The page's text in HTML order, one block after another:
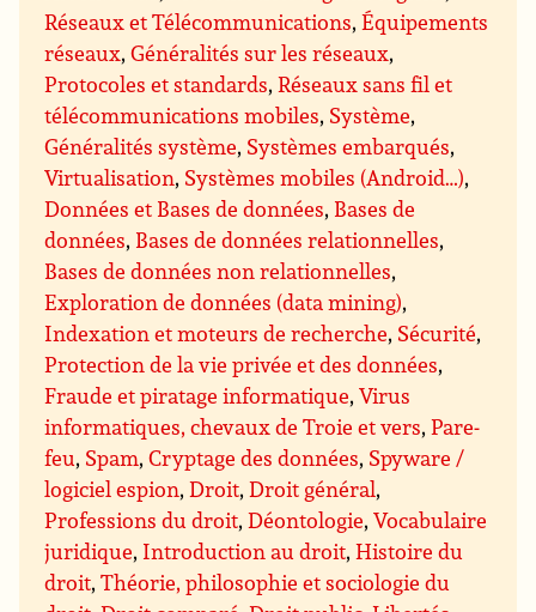
Réseaux et Télécommunications,Équipements
réseaux,Généralités sur les réseaux,
Protocoles et standards,Réseaux sans fil et
télécommunications mobiles, Système,
Généralités système, Systèmes embarqués,
Virtualisation, Systèmes mobiles (Android…),
Données et Bases de données, Bases de
données, Bases de données relationnelles,
Bases de données non relationnelles,
Exploration de données (data mining),
Indexation et moteurs de recherche, Sécurité,
Protection de la vie privée et des données,
Fraude et piratage informatique,Virus
informatiques, chevaux de Troie et vers,Pare-
feu, Spam,Cryptage des données, Spyware /
logiciel espion,Droit,Droit général,
Professions du droit,Déontologie,Vocabulaire
juridique, Introduction au droit,Histoire du
droit,Théorie, philosophie et sociologie du